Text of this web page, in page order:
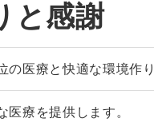
と感謝
の医療と快適な環境作
医療を提供します。